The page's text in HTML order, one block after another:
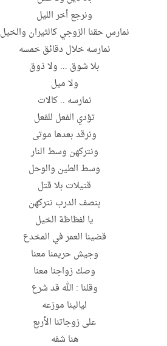
ونرجع أخر الليل
نمارس حقنا الزوجي كالثيران والخيل
نمارسه خلال دقائق خمسه
بلا شوق ... ولا ذوق
ولا ميل
نمارسه .. كالات
تؤدي الفعل للفعل
ونرقد بعدها موتى
ونتركهن وسط النار
وسط الطين والوحل
قتيلات بلا قتل
بنصف الدرب نتركهن
يا لفظاظة الخيل
قضينا العمر في المخدع
وجيش حريمنا معنا
وصك زواجنا معنا
وقلنا : الله قد شرع
ليالينا موزعه
على زوجاتنا الأربع
هنا شفه